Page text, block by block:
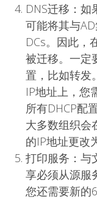
DNS迁移：如
可能将其与
DCs。因此，
被迁移。一定
置，比如转发
IP地址上，您
所有DHCP配
大多数组织会
的IP地址更改
打印服务：与
享必须从源服
您还需要新的